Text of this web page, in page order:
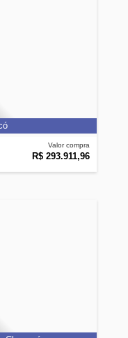
Valor compra
R$ 293.911,96